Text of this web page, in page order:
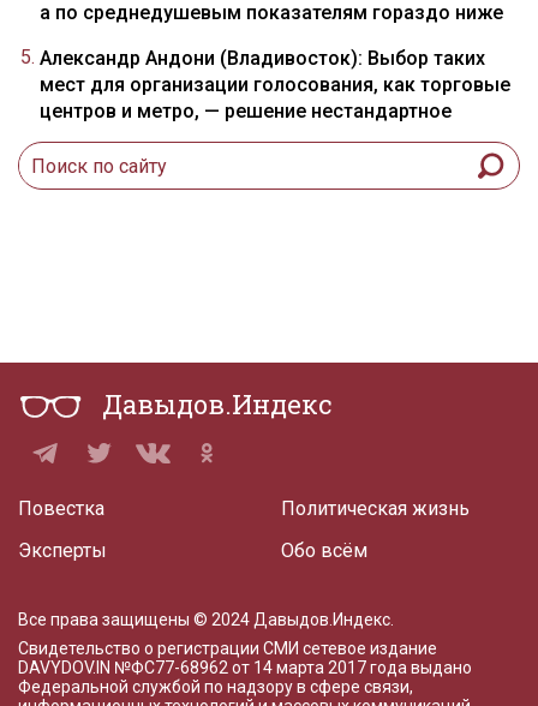
а по среднедушевым показателям гораздо ниже
Александр Андони (Владивосток): Выбор таких
мест для организации голосования, как торговые
центров и метро, — решение нестандартное
Давыдов.Индекс
Повестка
Эксперты
Политическая жизнь
Обо всём
Все права защищены © 2024 Давыдов.Индекс.
Свидетельство о регистрации СМИ сетевое издание
DAVYDOV.IN №ФС77-68962 от 14 марта 2017 года выдано
Федеральной службой по надзору в сфере связи,